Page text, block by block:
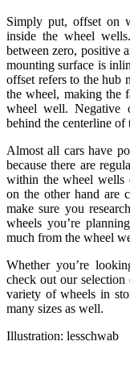
Simply put, offset on
inside the wheel
between zero, positive
mounting surface is
offset refers to the hub
the wheel, making the
wheel well. Negative
behind the centerline of
Almost all cars have
because there are
within the wheel wells
on the other hand are
make sure you
wheels you’re
much from the wheel
Whether you’re
check out our
variety of wheels in
many sizes as well.
Illustration: lesschwab